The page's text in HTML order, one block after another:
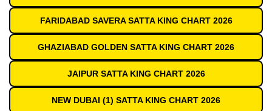
FARIDABAD SAVERA SATTA KING CHART 2026
GHAZIABAD GOLDEN SATTA KING CHART 2026
JAIPUR SATTA KING CHART 2026
NEW DUBAI (1) SATTA KING CHART 2026